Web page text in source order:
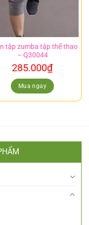
tập zumba tập thể thao
– Q30044
285.000₫
Mua ngay